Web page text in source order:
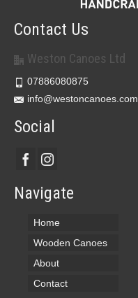
Contact Us
Weston Canoes Ltd
07886080875
info@westoncanoes.com
Social
Navigate
Home
Wooden Canoes
About
Contact